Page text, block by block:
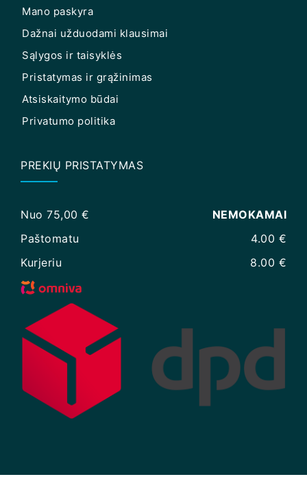
Mano paskyra
Dažnai užduodami klausimai
Sąlygos ir taisyklės
Pristatymas ir grąžinimas
Atsiskaitymo būdai
Privatumo politika
PREKIŲ PRISTATYMAS
Nuo 75,00 €
NEMOKAMAI
Paštomatu
4.00 €
Kurjeriu
8.00 €